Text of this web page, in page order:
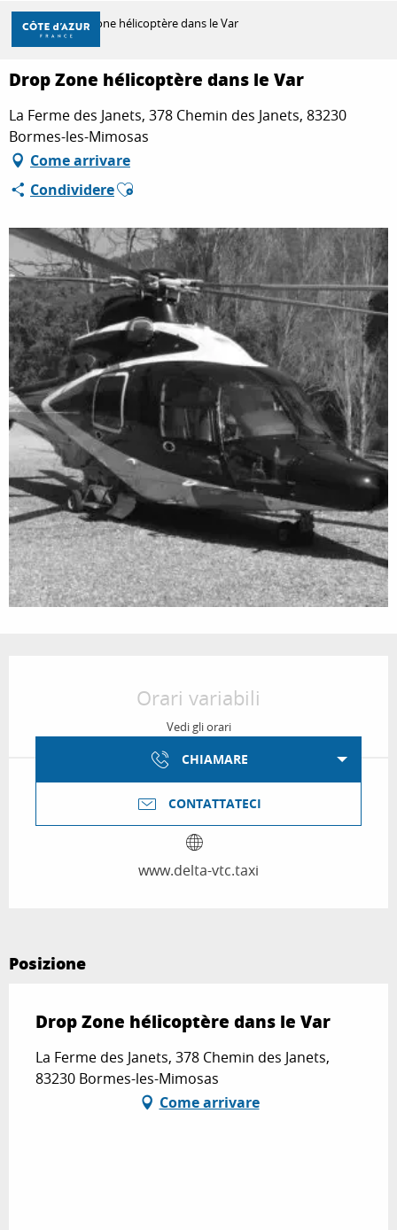
Aller
contenu
principal
SCOPRIRE
PER FARE
SOGGIORNO
Casa Drop Zone hélicoptère dans le Var
Drop Zone hélicoptère dans le Var
La Ferme des Janets, 378 Chemin des Janets, 83230
Bormes-les-Mimosas
Come arrivare
CondividereAjouter aux favoris
Orari variabili
Vedi gli orari
CHIAMARE
CONTATTATECI
www.delta-vtc.taxi
Posizione
Drop Zone hélicoptère dans le Var
La Ferme des Janets, 378 Chemin des Janets,
83230 Bormes-les-Mimosas
Come arrivare